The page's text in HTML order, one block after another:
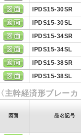
IPDS15-30SR
IPDS15-30SL
IPDS15-34SR
IPDS15-34SL
IPDS15-38SR
IPDS15-38SL
〈主幹経済形ブレー
図面 品名記号